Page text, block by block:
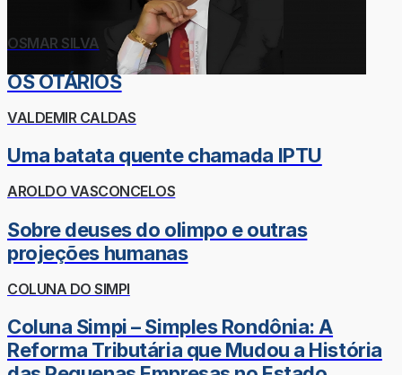
OSMAR SILVA
OS OTÁRIOS
VALDEMIR CALDAS
Uma batata quente chamada IPTU
AROLDO VASCONCELOS
Sobre deuses do olimpo e outras
projeções humanas
COLUNA DO SIMPI
Coluna Simpi – Simples Rondônia: A
Reforma Tributária que Mudou a História